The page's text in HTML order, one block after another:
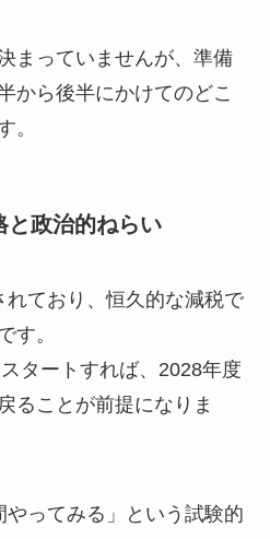
まっていませんが、準備
から後半にかけてのどこ
。
と政治的ねらい
ており、恒久的な減税で
す。
タートすれば、2028年度
ることが前提になりま
ってみる」という試験的